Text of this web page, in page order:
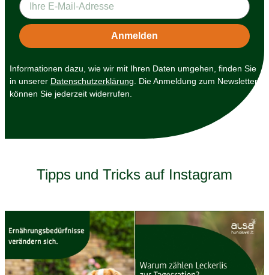
Informationen dazu, wie wir mit Ihren Daten umgehen, finden Sie
in unserer Datenschutzerklärung . Die Anmeldung zum Newsletter
können Sie jederzeit widerrufen.
Tipps und Tricks auf Instagram